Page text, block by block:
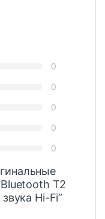
0
0
0
0
0
T2
Hi-Fi”